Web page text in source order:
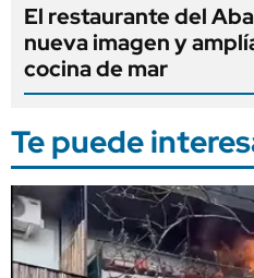
El restaurante del
nueva imagen y
cocina de mar
Te puede